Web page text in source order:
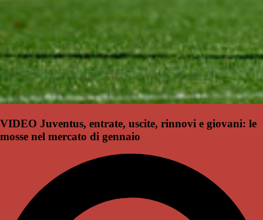
VIDEO Juventus, entrate, uscite, rinnovi e giovani: le
mosse nel mercato di gennaio